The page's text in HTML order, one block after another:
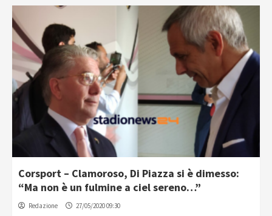
Corsport – Clamoroso, Di Piazza si è dimesso:
“Ma non è un fulmine a ciel sereno…”
Redazione 27/05/2020 09:30